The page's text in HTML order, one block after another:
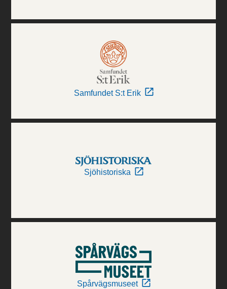
Samfundet S:t Erik
Sjöhistoriska
Spårvägsmuseet